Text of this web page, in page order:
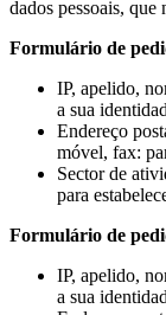
dados pessoais,
Formulário de
IP, apelido,
a sua
Endereço
móvel, fax:
Sector de
para
Formulário de
IP, apelido,
a sua